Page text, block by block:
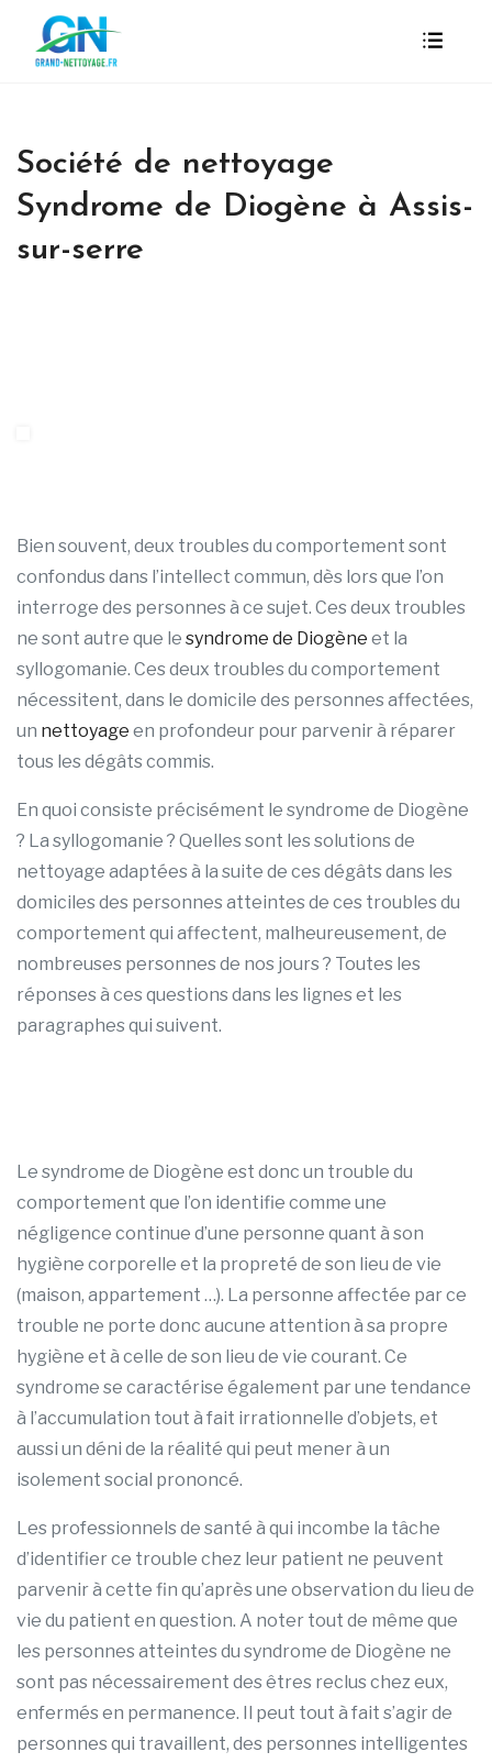
Société de nettoyage
Syndrome de Diogène à Assis-
sur-serre
Bien souvent, deux troubles du comportement sont
confondus dans l’intellect commun, dès lors que l’on
interroge des personnes à ce sujet. Ces deux troubles
ne sont autre que le syndrome de Diogène et la
syllogomanie. Ces deux troubles du comportement
nécessitent, dans le domicile des personnes affectées,
un nettoyage en profondeur pour parvenir à réparer
tous les dégâts commis.
En quoi consiste précisément le syndrome de Diogène
? La syllogomanie ? Quelles sont les solutions de
nettoyage adaptées à la suite de ces dégâts dans les
domiciles des personnes atteintes de ces troubles du
comportement qui affectent, malheureusement, de
nombreuses personnes de nos jours ? Toutes les
réponses à ces questions dans les lignes et les
paragraphes qui suivent.
Le syndrome de Diogène est donc un trouble du
comportement que l’on identifie comme une
négligence continue d’une personne quant à son
hygiène corporelle et la propreté de son lieu de vie
(maison, appartement …). La personne affectée par ce
trouble ne porte donc aucune attention à sa propre
hygiène et à celle de son lieu de vie courant. Ce
syndrome se caractérise également par une tendance
à l’accumulation tout à fait irrationnelle d’objets, et
aussi un déni de la réalité qui peut mener à un
isolement social prononcé.
Les professionnels de santé à qui incombe la tâche
d’identifier ce trouble chez leur patient ne peuvent
parvenir à cette fin qu’après une observation du lieu de
vie du patient en question. A noter tout de même que
les personnes atteintes du syndrome de Diogène ne
sont pas nécessairement des êtres reclus chez eux,
enfermés en permanence. Il peut tout à fait s’agir de
personnes qui travaillent, des personnes intelligentes